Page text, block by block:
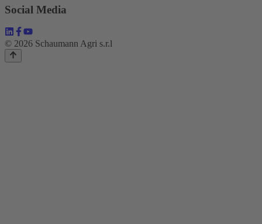
Social Media
© 2026 Schaumann Agri s.r.l